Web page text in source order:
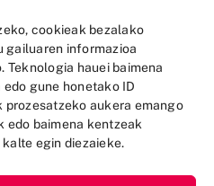
cookieak bezalako
gailuaren informazioa
hauei baimena
gune honetako ID
aukera emango
edo baimena kentzeak
egin diezaieke.